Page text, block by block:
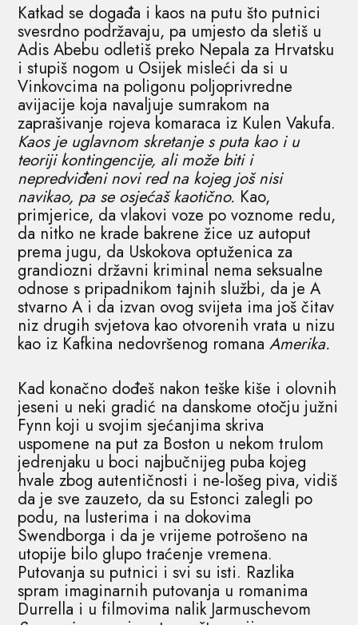
Katkad se događa i kaos na putu što putnici
svesrdno podržavaju, pa umjesto da sletiš u
Adis Abebu odletiš preko Nepala za Hrvatsku
i stupiš nogom u Osijek misleći da si u
Vinkovcima na poligonu poljoprivredne
avijacije koja navaljuje sumrakom na
zaprašivanje rojeva komaraca iz Kulen Vakufa.
Kaos je uglavnom skretanje s puta kao i u
teoriji kontingencije, ali može biti i
nepredviđeni novi red na kojeg još nisi
navikao, pa se osjećaš kaotično. Kao,
primjerice, da vlakovi voze po voznome redu,
da nitko ne krade bakrene žice uz autoput
prema jugu, da Uskokova optuženica za
grandiozni državni kriminal nema seksualne
odnose s pripadnikom tajnih službi, da je A
stvarno A i da izvan ovog svijeta ima još čitav
niz drugih svjetova kao otvorenih vrata u nizu
kao iz Kafkina nedovršenog romanaAmerika.
Kad konačno dođeš nakon teške kiše i olovnih
jeseni u neki gradić na danskome otočju južni
Fynn koji u svojim sjećanjima skriva
uspomene na put za Boston u nekom trulom
jedrenjaku u boci najbučnijeg puba kojeg
hvale zbog autentičnosti i ne-lošeg piva, vidiš
da je sve zauzeto, da su Estonci zalegli po
podu, na lusterima i na dokovima
Swendborga i da je vrijeme potrošeno na
utopije bilo glupo traćenje vremena.
Putovanja su putnici i svi su isti. Razlika
spram imaginarnih putovanja u romanima
Durrella i u filmovima nalik Jarmuschevom